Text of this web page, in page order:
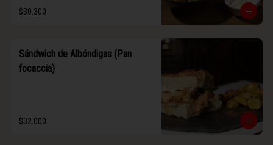
$30.300
Sándwich de Albóndigas (Pan
focaccia)
$32.000